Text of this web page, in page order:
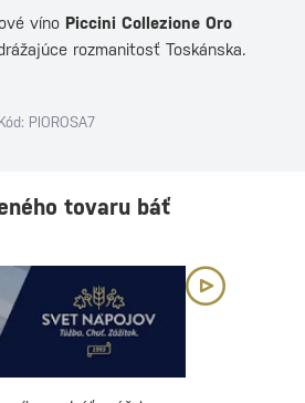
víno Piccini Collezione Oro
rozmanitosť Toskánska.
Kód: PIOROSA7
tovaru báť